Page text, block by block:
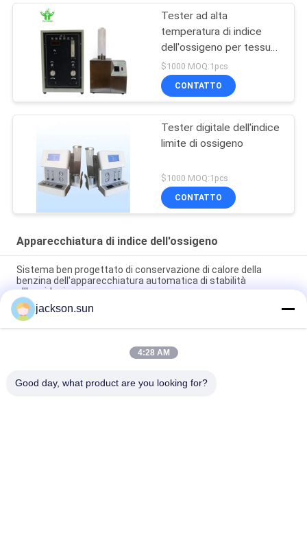
Tester ad alta
temperatura di indice
dell'ossigeno per tessuto
ASTM D2863
$1000 MOQ:1pcs
CONTATTO
Tester digitale dell'indice
limite di ossigeno
$1000 MOQ:1pcs
CONTATTO
Apparecchiatura di indice dell'ossigeno
Sistema ben progettato di conservazione di calore della
benzina dell'apparecchiatura automatica di stabilità
all'ossidazione
Tester di indice dell'ossigeno 25A di IEC 60754, attrezzatura di
prova di infiammabilità dello SpA
Apparecchiatura di tempra ad alta frequenza da 15kw per
jackson.sun
4:28 AM
Good day, what product are you looking for?